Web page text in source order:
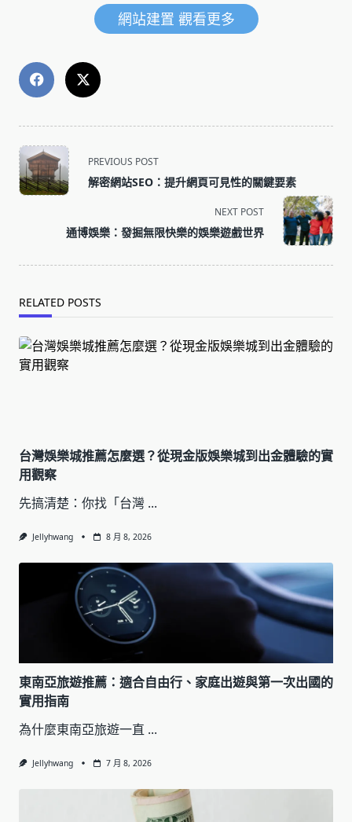
網站建置 觀看更多
<span
class="nav-
subtitle
PREVIOUS POST
解密網站SEO：提升網頁可見性的關鍵要素
NEXT POST
通博娛樂：發掘無限快樂的娛樂遊戲世界
RELATED POSTS
台灣娛樂城推薦怎麼選？從現金版娛樂城到出金體驗的實
用觀察
先搞清楚：你找「台灣 ...
Jellyhwang 8 月 8, 2026
東南亞旅遊推薦：適合自由行、家庭出遊與第一次出國的
實用指南
為什麼東南亞旅遊一直 ...
Jellyhwang 7 月 8, 2026